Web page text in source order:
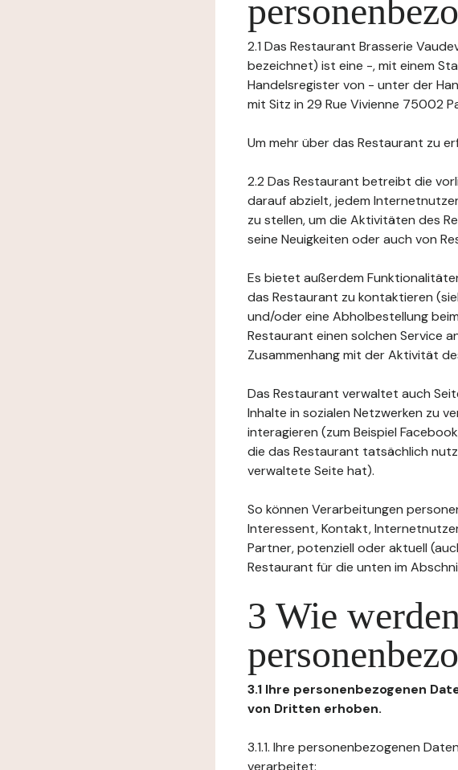
2.1 Das Restaurant Brasserie
bezeichnet) ist eine -, mit einem
Handelsregister von - unter der
mit Sitz in 29 Rue Vivienne 75002
Um mehr über das Restaurant zu
2.2 Das Restaurant betreibt die
darauf abzielt, jedem
zu stellen, um die Aktivitäten des
seine Neuigkeiten oder auch von
Es bietet außerdem
das Restaurant zu kontaktieren
und/oder eine Abholbestellung
Restaurant einen solchen Service
Zusammenhang mit der Aktivität
Das Restaurant verwaltet auch
Inhalte in sozialen Netzwerken zu
interagieren (zum Beispiel
die das Restaurant tatsächlich
verwaltete Seite hat).
So können Verarbeitungen
Interessent, Kontakt,
Partner, potenziell oder aktuell
Restaurant für die unten im
3 Wie
3.1 Ihre personenbezogenen
von Dritten erhoben.
3.1.1. Ihre personenbezogenen
verarbeitet: